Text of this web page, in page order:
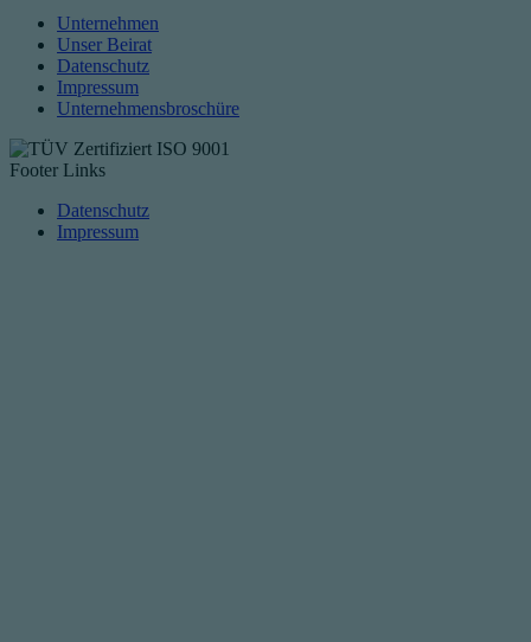
Unternehmen
Unser Beirat
Datenschutz
Impressum
Unternehmensbroschüre
Footer Links
Datenschutz
Impressum